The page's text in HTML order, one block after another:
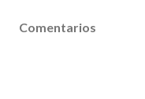
Comentarios